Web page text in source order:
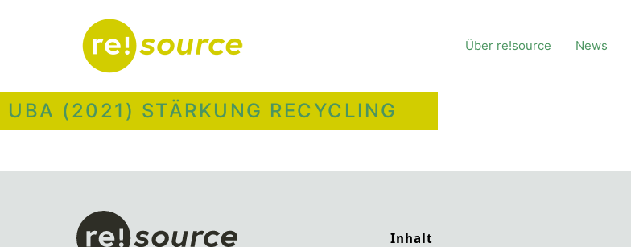
Über re!source News
UBA (2021) STÄRKUNG RECYCLING
Inhalt